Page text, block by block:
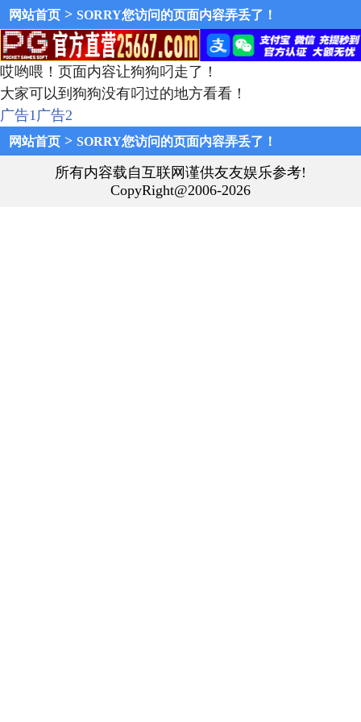
网站首页 > SORRY您访问的页面内容弄丢了！
哎哟喂！页面内容让狗狗叼走了！
大家可以到狗狗没有叼过的地方看看！
广告1广告2
网站首页 > SORRY您访问的页面内容弄丢了！
所有内容载自互联网谨供友友娱乐参考!
CopyRight@2006-2026